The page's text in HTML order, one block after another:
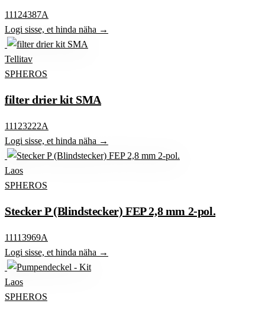
11124387A
Logi sisse, et hinda näha →
Tellitav
SPHEROS
filter drier kit SMA
11123222A
Logi sisse, et hinda näha →
Laos
SPHEROS
Stecker P (Blindstecker) FEP 2,8 mm 2-pol.
11113969A
Logi sisse, et hinda näha →
Laos
SPHEROS